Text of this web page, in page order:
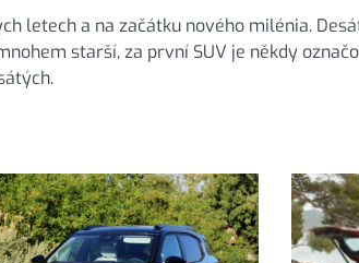
letech a na začátku nového milénia.
starší, za první SUV je někdy